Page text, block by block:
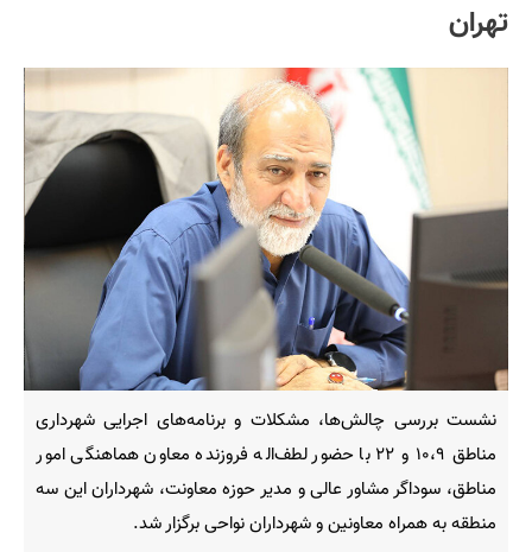
تهران
نشست بررسی چالش‌ها، مشکلات و برنامه‌های اجرایی شهرداری
مناطق ۱۰،۹ و ۲۲ با حضور لطف‌اله فروزنده معاون هماهنگی امور
مناطق، سوداگر مشاور عالی و مدیر حوزه معاونت، شهرداران این سه
منطقه به همراه معاونین و شهرداران نواحی برگزار شد.